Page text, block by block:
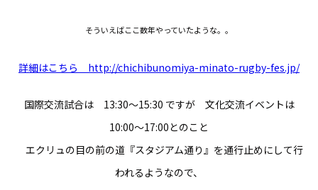
そういえばここ数年やっていたような。。
詳細はこちら http://chichibunomiya-minato-rugby-fes.jp/
国際交流試合は 13:30〜15:30 ですが 文化交流イベントは
10:00〜17:00とのこと
エクリュの目の前の道『スタジアム通り』を通行止めにして行
われるようなので、